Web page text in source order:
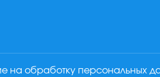
на обработку персональных